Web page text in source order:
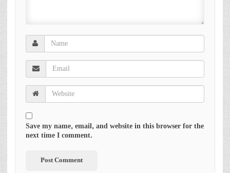
Save my name, email, and website in this browser for the
next time I comment.